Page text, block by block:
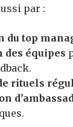
par :
du top
des équipes
rituels